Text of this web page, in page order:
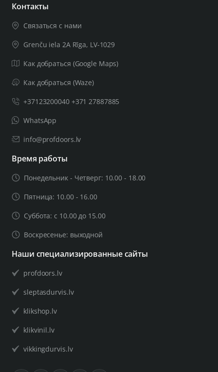
– два переходника с отделочными розетками
толщиной 5 мм;
– 2 шт. винты М4 со сквозными отверстиями;
– 1 винт с шестигранной головкой и
Если толщина вашего дверного полотна
толстый комплект для установки двери.
Оставьте важную соответствующую
информацию в примечаниях к заказу,
включая толщину дверного полотна. После
проверки предоставленной вами
информации мы сообщим вам, сможем ли
необходимой толщины.
Контакты
Связаться с нами
Grenču iela 2A Rīga, LV-1029
Как добраться (Google Maps)
Как добраться (Waze)
+37123200040 +371 27887885
WhatsApp
info@profdoors.lv
Время работы
Понедельник - Четверг: 10.00 - 18.00
Пятница: 10.00 - 16.00
Суббота: с 10.00 до 15.00
Воскресенье: выходной
Наши специализированные сайты
profdoors.lv
sleptasdurvis.lv
klikshop.lv
klikvinil.lv
vikkingdurvis.lv